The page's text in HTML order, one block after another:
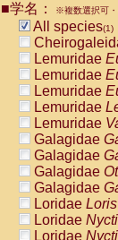
Cebidae
Cebidae
Cebidae
Cebidae
Atelidae
Atelidae
Atelidae
Atelidae
Atelidae
Atelidae
Atelidae
Atelidae
Atelidae
Atelidae
Pitheciidae
■学名： ※複数選択可
All species(1)
Lemuridae
Lemuridae
Lemuridae
Lemuridae
Lemuridae
Galagidae
Galagidae
Galagidae
Galagidae
Loridae
Loridae
Loridae